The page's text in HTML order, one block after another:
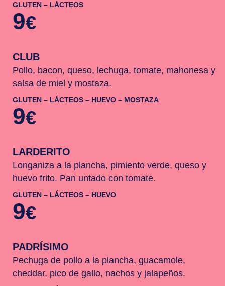
GLUTEN – LÁCTEOS
9€
CLUB
Pollo, bacon, queso, lechuga, tomate, mahonesa y
salsa de miel y mostaza.
GLUTEN – LÁCTEOS – HUEVO – MOSTAZA
9€
LARDERITO
Longaniza a la plancha, pimiento verde, queso y
huevo frito. Pan untado con tomate.
GLUTEN – LÁCTEOS – HUEVO
9€
PADRÍSIMO
Pechuga de pollo a la plancha, guacamole,
cheddar, pico de gallo, nachos y jalapeños.